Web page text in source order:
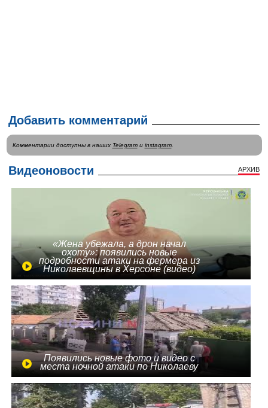
Добавить комментарий
Комментарии доступны в наших Telegramи instagram.
Видеоновости АРХИВ
«Жена убежала, а дрон начал
охоту»: появились новые
подробности атаки на фермера из
Николаевщины в Херсоне (видео)
Появились новые фото и видео с
места ночной атаки по Николаеву